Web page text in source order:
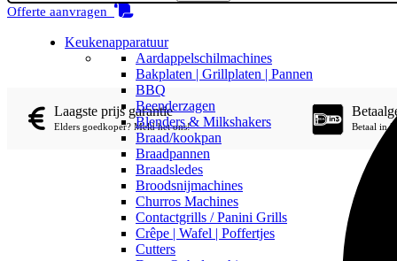
Offerte aanvragen
Keukenapparatuur
Aardappelschilmachines
Bakplaten | Grillplaten | Pannen
BBQ
Beenderzagen
Blenders & Milkshakers
Braad/kookpan
Braadpannen
Braadsledes
Broodsnijmachines
Churros Machines
Contactgrills / Panini Grills
Crêpe | Wafel | Poffertjes
Cutters
Laagste prijs garantie
Elders goedkoper? Meld het ons! Betaal in 3